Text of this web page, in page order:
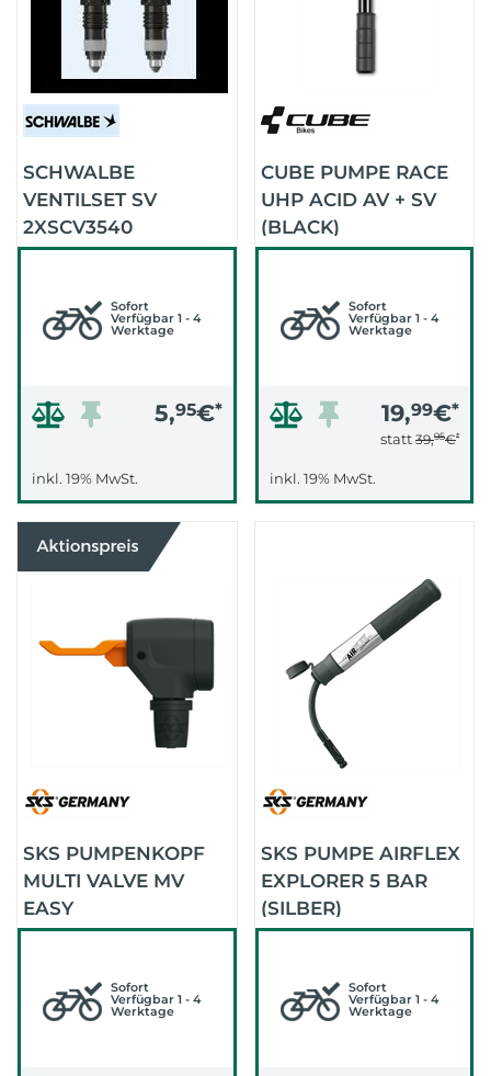
SCHWALBE
VENTILSET SV
2XSCV3540
CLIKVALVE
Sofort
Verfügbar 1 - 4
Werktage
5,95€*
inkl. 19% MwSt.
CUBE PUMPE RACE
UHP ACID AV + SV
(BLACK)
Sofort
Verfügbar 1 - 4
Werktage
19,99€*
statt 39,95€*
inkl. 19% MwSt.
SKS PUMPENKOPF
MULTI VALVE MV
EASY
Sofort
Verfügbar 1 - 4
Werktage
SKS PUMPE AIRFLEX
EXPLORER 5 BAR
(SILBER)
Sofort
Verfügbar 1 - 4
Werktage